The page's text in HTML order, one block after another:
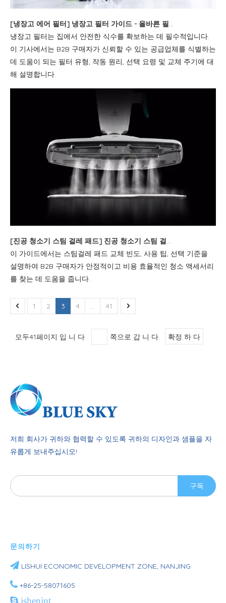
[냉장고 에어 필터] 냉장고 필터 가이드 - 올바른 필터를 선택하고 수질을 개선하는 방법
냉장고 필터는 집에서 안전한 식수를 확보하는 데 필수적입니다.
이 기사에서는 B2B 구매자가 신뢰할 수 있는 공급업체를 식별하는
데 도움이 되는 필터 유형, 작동 원리, 선택 요령 및 교체 주기에 대
해 설명합니다.
[진공 청소기 스팀 걸레 패드] 진공 청소기 스팀 걸레 패드 가이드: 교체, 사용 팁 및 구매 조언
이 가이드에서는 스팀걸레 패드 교체 빈도, 사용 팁, 선택 기준을
설명하여 B2B 구매자가 안정적이고 비용 효율적인 청소 액세서리
를 찾는 데 도움을 줍니다.
1 2 3 4 41
모두41페이지 입 니 다 쪽으로 갑 니 다. 확정 하 다
저희 회사가 귀하와 협력할 수 있도록 귀하의 디자인과 샘플을 자
유롭게 보내주십시오!
구독
문의하기
 LISHUI ​​ECONOMIC DEVELOPMENT ZONE, NANJING
 +86-25-58071605
jshenint